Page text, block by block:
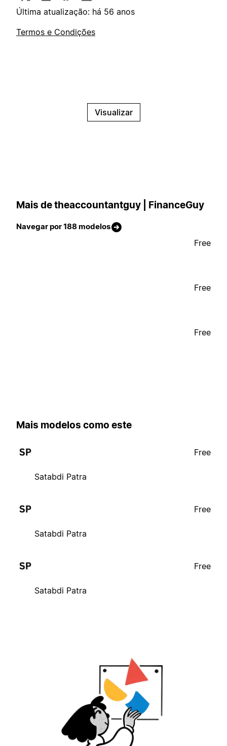
Última atualização: há 56 anos
Termos e Condições
Visualizar
Mais de theaccountantguy | FinanceGuy
Navegar por 188 modelos
Free
Free
Free
Mais modelos como este
Satabdi Patra
Free
Satabdi Patra
Free
Satabdi Patra
Free